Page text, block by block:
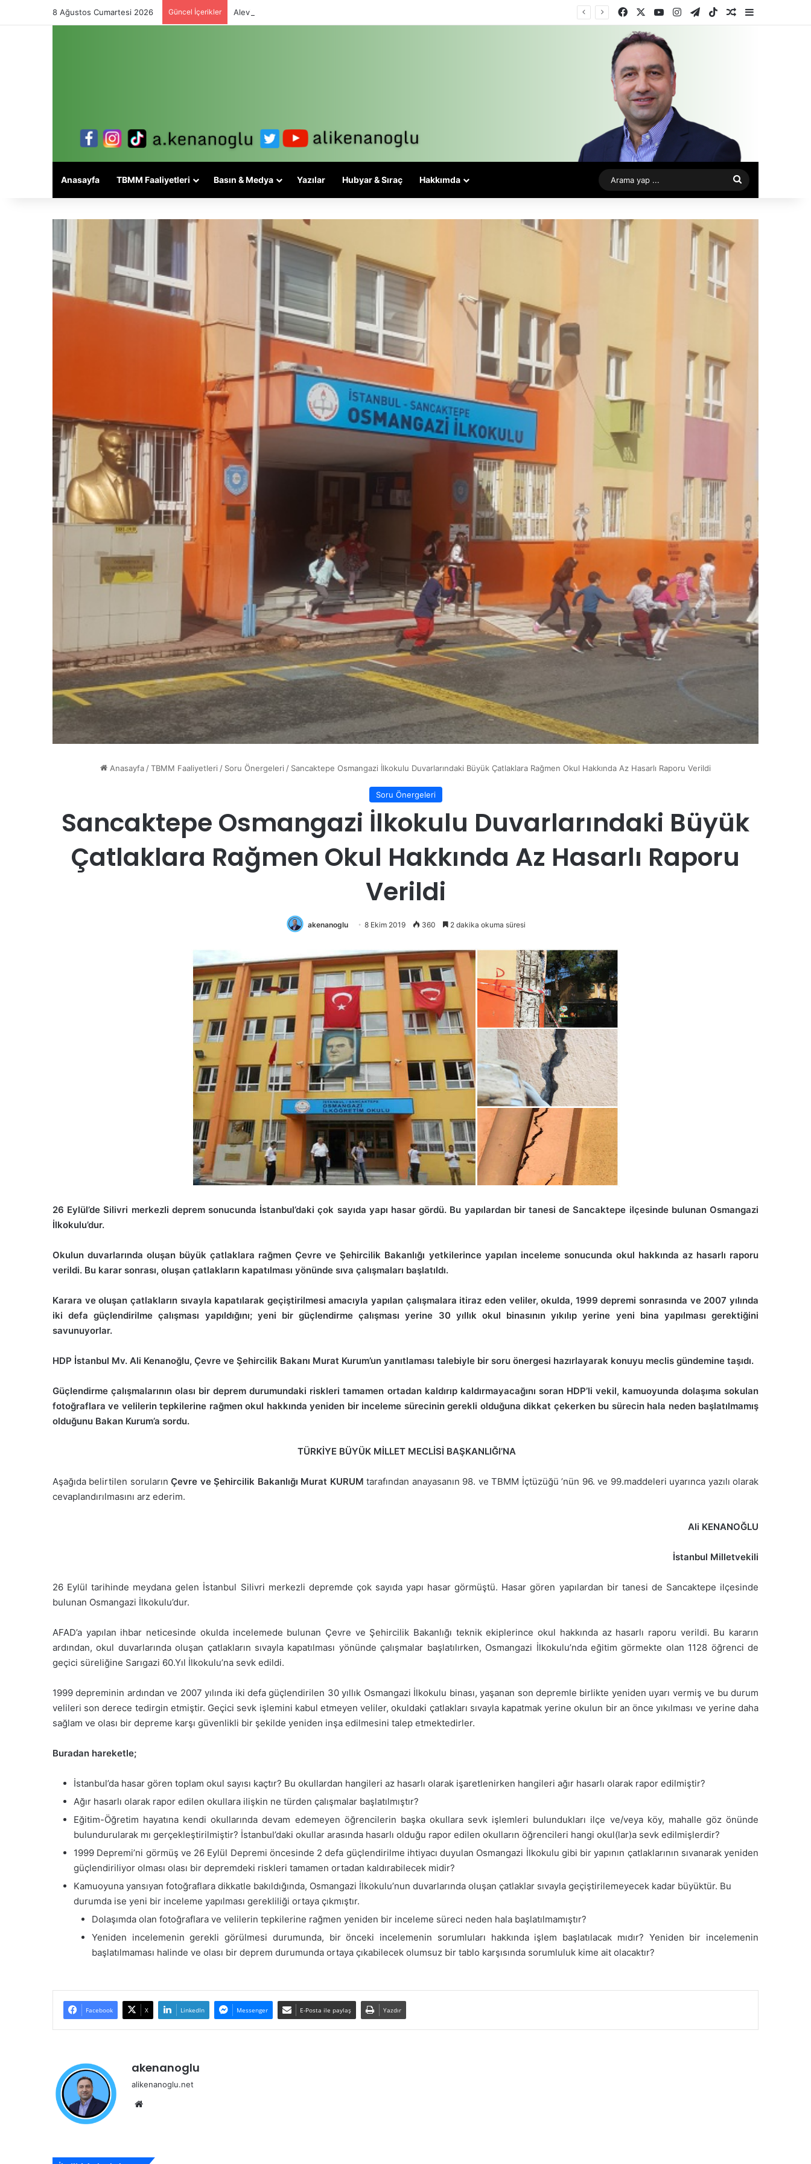
8 Ağustos Cumartesi 2026 Güncel İçerikler Alevi meselesi 3-5 valiyle çözülmez, bu bir eşit yurttaşlık sorunudur! FacebookYouTubeInstagram
TelegramTikTokRastgele Makale
Kenar
Anasayfa TBMM Faaliyetleri Basın & Medya Yazılar Hubyar & Sıraç Hakkımda
Arama
yap
...
Anasayfa/TBMM Faaliyetleri / Soru Önergeleri / Sancaktepe Osmangazi İlkokulu Duvarlarındaki Büyük Çatlaklara Rağmen Okul Hakkında Az Hasarlı Raporu Verildi
Soru Önergeleri
Sancaktepe Osmangazi İlkokulu Duvarlarındaki Büyük
Çatlaklara Rağmen Okul Hakkında Az Hasarlı Raporu
Verildi
akenanoglu 8 Ekim 2019 360 2 dakika okuma süresi
26 Eylül’de Silivri merkezli deprem sonucunda İstanbul’daki çok sayıda yapı hasar gördü. Bu yapılardan bir tanesi de Sancaktepe ilçesinde bulunan Osmangazi
İlkokulu’dur.
Okulun duvarlarında oluşan büyük çatlaklara rağmen Çevre ve Şehircilik Bakanlığı yetkilerince yapılan inceleme sonucunda okul hakkında az hasarlı raporu
verildi. Bu karar sonrası, oluşan çatlakların kapatılması yönünde sıva çalışmaları başlatıldı.
Karara ve oluşan çatlakların sıvayla kapatılarak geçiştirilmesi amacıyla yapılan çalışmalara itiraz eden veliler, okulda, 1999 depremi sonrasında ve 2007 yılında
iki defa güçlendirilme çalışması yapıldığını; yeni bir güçlendirme çalışması yerine 30 yıllık okul binasının yıkılıp yerine yeni bina yapılması gerektiğini
savunuyorlar.
HDP İstanbul Mv. Ali Kenanoğlu, Çevre ve Şehircilik Bakanı Murat Kurum’un yanıtlaması talebiyle bir soru önergesi hazırlayarak konuyu meclis gündemine taşıdı.
Güçlendirme çalışmalarının olası bir deprem durumundaki riskleri tamamen ortadan kaldırıp kaldırmayacağını soran HDP’li vekil, kamuoyunda dolaşıma sokulan
fotoğraflara ve velilerin tepkilerine rağmen okul hakkında yeniden bir inceleme sürecinin gerekli olduğuna dikkat çekerken bu sürecin hala neden başlatılmamış
olduğunu Bakan Kurum’a sordu.
TÜRKİYE BÜYÜK MİLLET MECLİSİ BAŞKANLIĞI’NA
Aşağıda belirtilen soruların Çevre ve Şehircilik Bakanlığı Murat KURUMtarafından anayasanın 98. ve TBMM İçtüzüğü ’nün 96. ve 99.maddeleri uyarınca yazılı olarak
cevaplandırılmasını arz ederim.
Ali KENANOĞLU
İstanbul Milletvekili
26 Eylül tarihinde meydana gelen İstanbul Silivri merkezli depremde çok sayıda yapı hasar görmüştü. Hasar gören yapılardan bir tanesi de Sancaktepe ilçesinde
bulunan Osmangazi İlkokulu’dur.
AFAD’a yapılan ihbar neticesinde okulda incelemede bulunan Çevre ve Şehircilik Bakanlığı teknik ekiplerince okul hakkında az hasarlı raporu verildi. Bu kararın
ardından, okul duvarlarında oluşan çatlakların sıvayla kapatılması yönünde çalışmalar başlatılırken, Osmangazi İlkokulu’nda eğitim görmekte olan 1128 öğrenci de
geçici süreliğine Sarıgazi 60.Yıl İlkokulu’na sevk edildi.
1999 depreminin ardından ve 2007 yılında iki defa güçlendirilen 30 yıllık Osmangazi İlkokulu binası, yaşanan son depremle birlikte yeniden uyarı vermiş ve bu durum
velileri son derece tedirgin etmiştir. Geçici sevk işlemini kabul etmeyen veliler, okuldaki çatlakları sıvayla kapatmak yerine okulun bir an önce yıkılması ve yerine daha
sağlam ve olası bir depreme karşı güvenlikli bir şekilde yeniden inşa edilmesini talep etmektedirler.
Buradan hareketle;
İstanbul’da hasar gören toplam okul sayısı kaçtır? Bu okullardan hangileri az hasarlı olarak işaretlenirken hangileri ağır hasarlı olarak rapor edilmiştir?
Ağır hasarlı olarak rapor edilen okullara ilişkin ne türden çalışmalar başlatılmıştır?
Eğitim-Öğretim hayatına kendi okullarında devam edemeyen öğrencilerin başka okullara sevk işlemleri bulundukları ilçe ve/veya köy, mahalle göz önünde
bulundurularak mı gerçekleştirilmiştir? İstanbul’daki okullar arasında hasarlı olduğu rapor edilen okulların öğrencileri hangi okul(lar)a sevk edilmişlerdir?
1999 Depremi’ni görmüş ve 26 Eylül Depremi öncesinde 2 defa güçlendirilme ihtiyacı duyulan Osmangazi İlkokulu gibi bir yapının çatlaklarının sıvanarak yeniden
güçlendiriliyor olması olası bir depremdeki riskleri tamamen ortadan kaldırabilecek midir?
Kamuoyuna yansıyan fotoğraflara dikkatle bakıldığında, Osmangazi İlkokulu’nun duvarlarında oluşan çatlaklar sıvayla geçiştirilemeyecek kadar büyüktür. Bu
durumda ise yeni bir inceleme yapılması gerekliliği ortaya çıkmıştır.
Dolaşımda olan fotoğraflara ve velilerin tepkilerine rağmen yeniden bir inceleme süreci neden hala başlatılmamıştır?
Yeniden incelemenin gerekli görülmesi durumunda, bir önceki incelemenin sorumluları hakkında işlem başlatılacak mıdır? Yeniden bir incelemenin
başlatılmaması halinde ve olası bir deprem durumunda ortaya çıkabilecek olumsuz bir tablo karşısında sorumluluk kime ait olacaktır?
Facebook X LinkedIn Messenger E-Posta ile paylaş Yazdır
akenanoglu
alikenanoglu.net